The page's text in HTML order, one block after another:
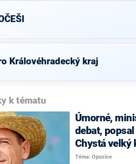
Královéhradecký kraj
k tématu
Úmorné,
debat,
Chystá velký
Téma: Opozice